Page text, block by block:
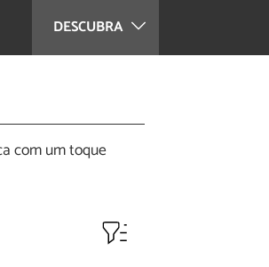
DESCUBRA
com um toque